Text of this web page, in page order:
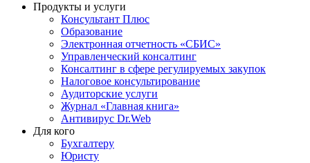
Продукты и услуги
Консультант Плюс
Образование
Электронная отчетность «СБИС»
Управленческий консалтинг
Консалтинг в сфере регулируемых закупок
Налоговое консультирование
Аудиторские услуги
Журнал «Главная книга»
Антивирус Dr.Web
Для кого
Бухгалтеру
Юристу